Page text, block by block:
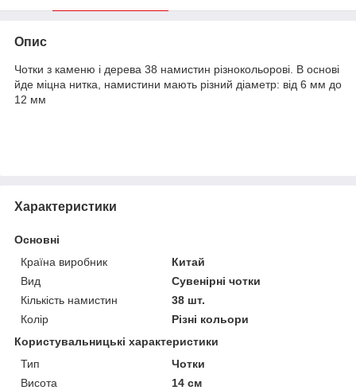
Опис
Чотки з каменю і дерева 38 намистин різнокольорові. В основі
йде міцна нитка, намистини мають різний діаметр: від 6 мм до
12 мм
Характеристики
Основні
Країна виробник
Китай
Вид
Сувенірні чотки
Кількість намистин
38 шт.
Колір
Різні кольори
Користувальницькі характеристики
Тип
Чотки
Висота
14 см